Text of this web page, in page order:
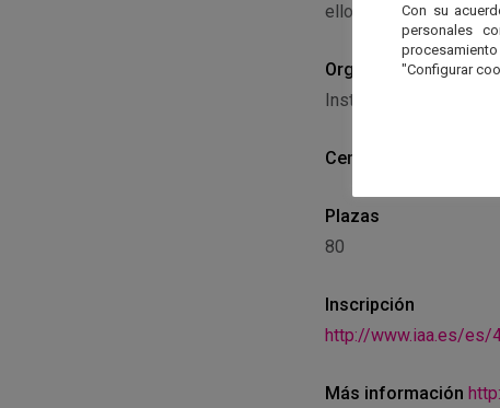
ellos junto con
Organiza
Instituto de Astrofísica
Centro
Plazas
80
Inscripción
http://www.iaa.es/es/
Más información
Con su
personales
"Configurar